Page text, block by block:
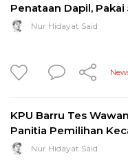
Penataan Dapil, Pakai
Nur Hidayat Said
KPU Barru Tes
Panitia Pemilihan
Nur Hidayat Said